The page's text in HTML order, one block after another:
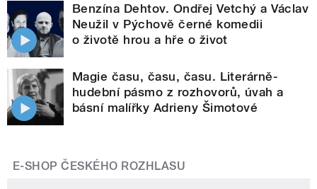
Benzína Dehtov. Ondřej Vetchý a Václav
Neužil v Pýchově černé komedii
o životě hrou a hře o život
Magie času, času, času. Literárně-
hudební pásmo z rozhovorů, úvah a
básní malířky Adrieny Šimotové
E-SHOP ČESKÉHO ROZHLASU